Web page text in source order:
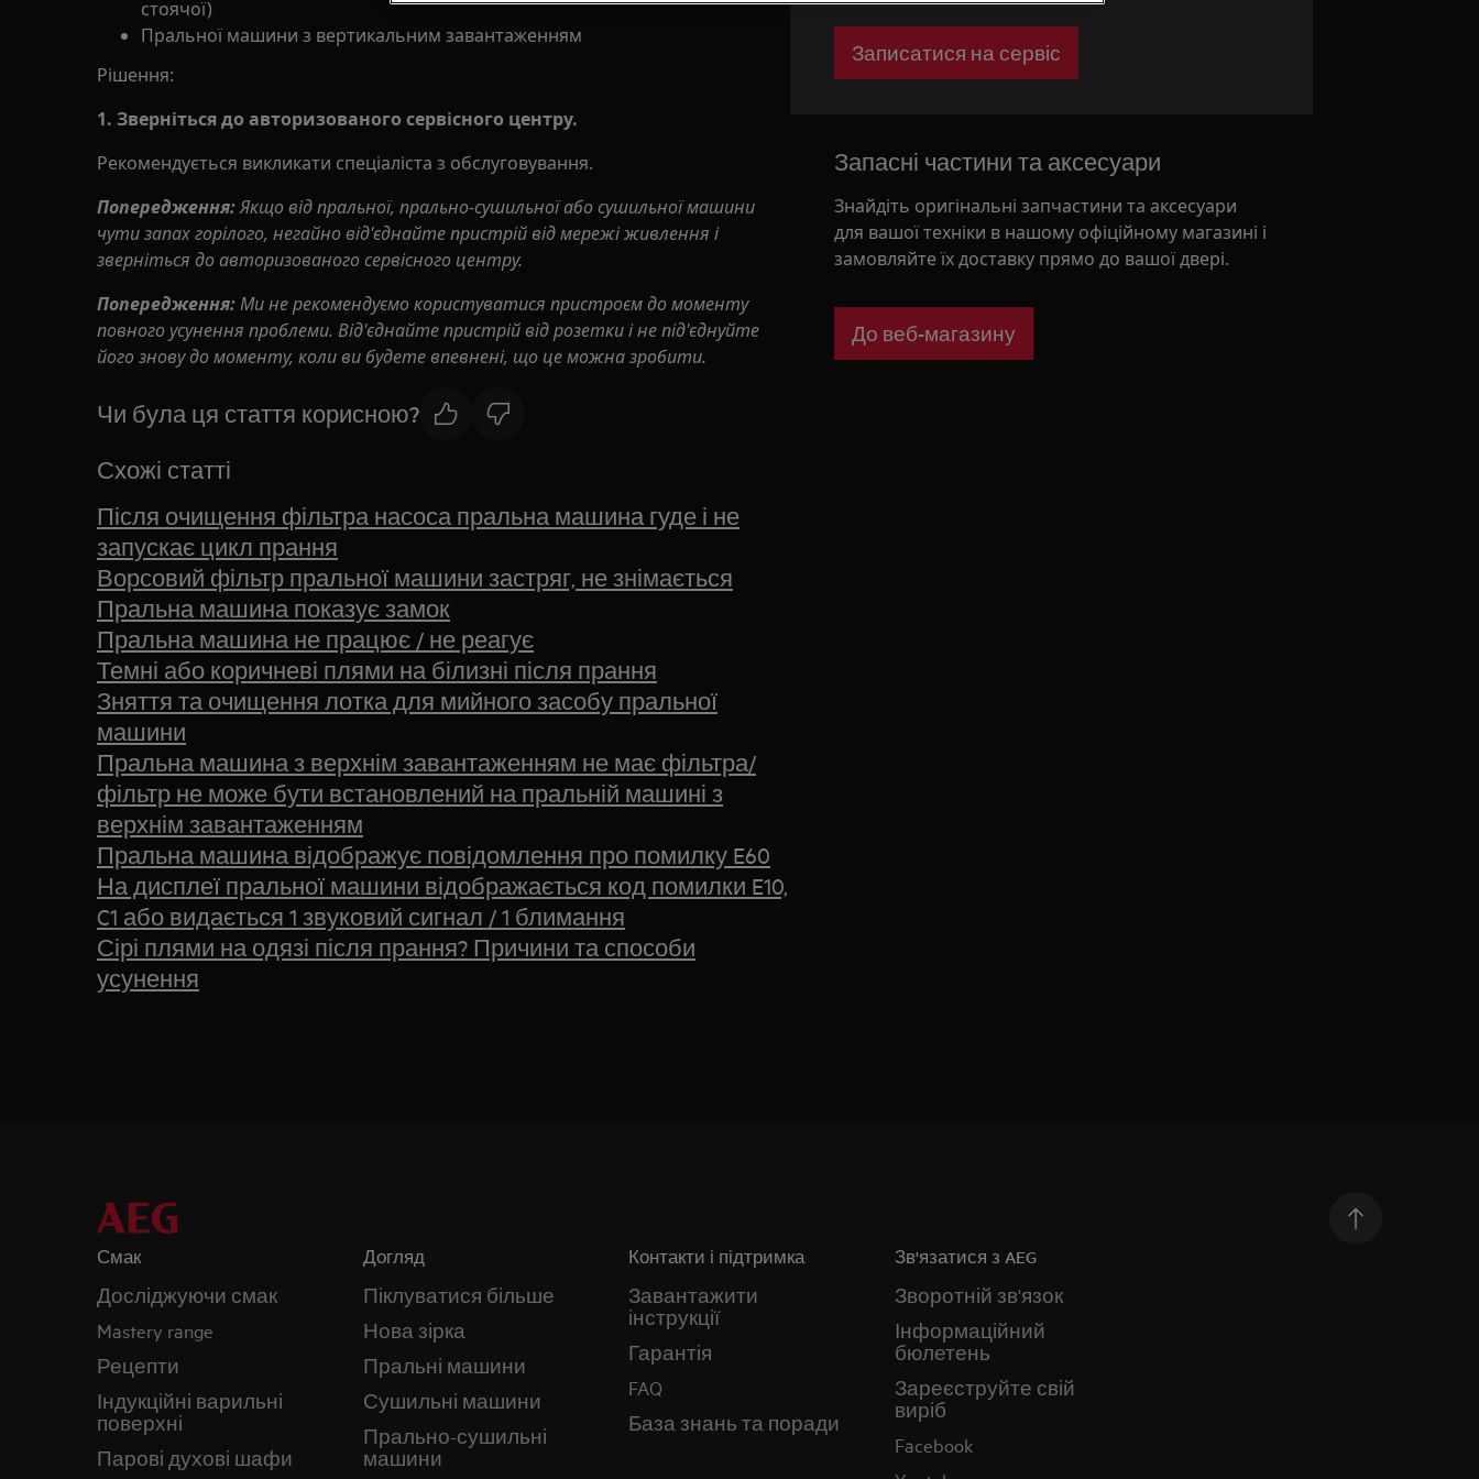
стоячої)
Пральної машини з вертикальним завантаженням
Рішення:
1. Зверніться до авторизованого сервісного центру.
Рекомендується викликати спеціаліста з обслуговування.
Попередження:Якщо від пральної, прально-сушильної або сушильної машини
чути запах горілого, негайно від'єднайте пристрій від мережі живлення і
зверніться до авторизованого сервісного центру.
Попередження:Ми не рекомендуємо користуватися пристроєм до моменту
повного усунення проблеми. Від'єднайте пристрій від розетки і не під'єднуйте
його знову до моменту, коли ви будете впевнені, що це можна зробити.
Чи була ця стаття корисною?
Схожі статті
Після очищення фільтра насоса пральна машина гуде і не
запускає цикл прання
Ворсовий фільтр пральної машини застряг, не знімається
Пральна машина показує замок
Пральна машина не працює / не реагує
Темні або коричневі плями на білизні після прання
Зняття та очищення лотка для мийного засобу пральної
машини
Пральна машина з верхнім завантаженням не має фільтра/
фільтр не може бути встановлений на пральній машині з
верхнім завантаженням
Пральна машина відображує повідомлення про помилку E60
На дисплеї пральної машини відображається код помилки E10,
C1 або видається 1 звуковий сигнал / 1 блимання
Сірі плями на одязі після прання? Причини та способи
усунення
Записатися на сервіс
Запасні частини та аксесуари
Знайдіть оригінальні запчастини та аксесуари
для вашої техніки в нашому офіційному магазині і
замовляйте їх доставку прямо до вашої двері.
До веб-магазину
Смак
Досліджуючи смак
Mastery range
Рецепти
Індукційні варильні
поверхні
Парові духові шафи
Догляд
Піклуватися більше
Нова зірка
Пральні машини
Сушильні машини
Прально-сушильні
машини
Контакти і підтримка
Завантажити
інструкції
Гарантія
FAQ
База знань та поради
Зв'язатися з AEG
Зворотній зв'язок
Інформаційний
бюлетень
Зареєструйте свій
виріб
Facebook